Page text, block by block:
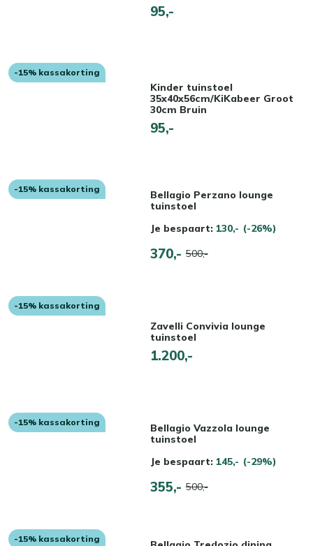
95,-
-15% kassakorting
Kinder tuinstoel
35x40x56cm/KiKabeer Groot
30cm Bruin
95,-
-15% kassakorting
Bellagio Perzano lounge
tuinstoel
Je bespaart: 130,- (-26%)
370,- 500,-
-15% kassakorting
Zavelli Convivia lounge
tuinstoel
1.200,-
-15% kassakorting
Bellagio Vazzola lounge
tuinstoel
Je bespaart: 145,- (-29%)
355,- 500,-
-15% kassakorting